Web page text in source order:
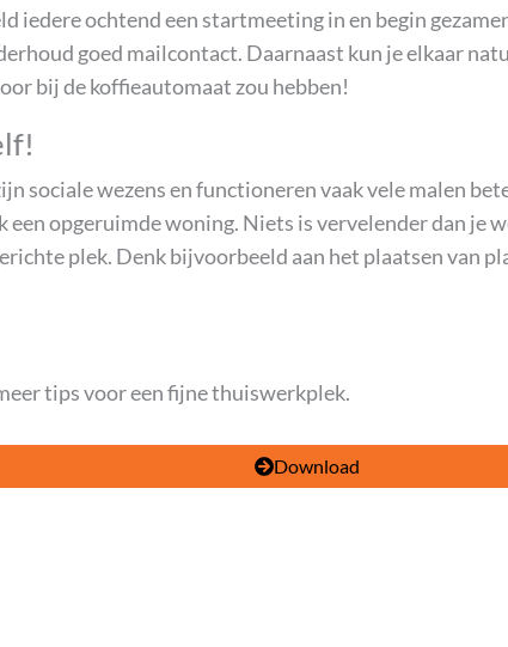
iedere ochtend een startmeeting in en begin
goed mailcontact. Daarnaast kun je elkaar
bij de koffieautomaat zou hebben!
sociale wezens en functioneren vaak vele malen
een opgeruimde woning. Niets is vervelender dan je
plek. Denk bijvoorbeeld aan het plaatsen van
tips voor een fijne thuiswerkplek.
Download